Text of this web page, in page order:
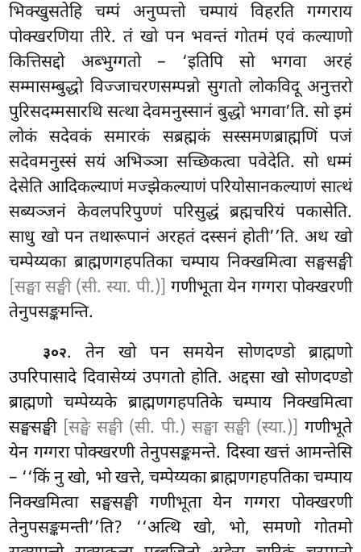
भिक्खुसतेहि चम्पं अनुप्पत्तो चम्पायं विहरति गग्गराय
पोक्खरणिया तीरे. तं खो पन भवन्तं गोतमं एवं कल्याणो
कित्तिसद्दो अब्भुग्गतो – ‘इतिपि सो भगवा अरहं
सम्मासम्बुद्धो विज्जाचरणसम्पन्नो सुगतो लोकविदू अनुत्तरो
पुरिसदम्मसारथि सत्था देवमनुस्सानं बुद्धो भगवा’ति. सो इमं
लोकं सदेवकं समारकं सब्रह्मकं सस्समणब्राह्मणिं पजं
सदेवमनुस्सं सयं अभिञ्ञा सच्छिकत्वा पवेदेति. सो धम्मं
देसेति आदिकल्याणं मज्झेकल्याणं परियोसानकल्याणं सात्थं
सब्यञ्जनं केवलपरिपुण्णं परिसुद्धं ब्रह्मचरियं पकासेति.
साधु खो पन तथारूपानं अरहतं दस्सनंहोती’’ति. अथ खो
चम्पेय्यका ब्राह्मणगहपतिका चम्पाय निक्खमित्वा सङ्घसङ्घी
[सङ्घा सङ्घी (सी. स्या. पी.)] गणीभूता येन गग्गरा पोक्खरणी
तेनुपसङ्कमन्ति.
३०२. तेन खो पन समयेन सोणदण्डो ब्राह्मणो
उपरिपासादे दिवासेय्यं उपगतो होति. अद्दसा खो सोणदण्डो
ब्राह्मणो चम्पेय्यके ब्राह्मणगहपतिके चम्पाय निक्खमित्वा
सङ्घसङ्घी [सङ्घे सङ्घी (सी. पी.) सङ्घा सङ्घी (स्या.)] गणीभूते
येन गग्गरा पोक्खरणी तेनुपसङ्कमन्ते. दिस्वा खत्तं आमन्तेसि
– ‘‘किं नु खो, भो खत्ते, चम्पेय्यका ब्राह्मणगहपतिका चम्पाय
निक्खमित्वा सङ्घसङ्घी गणीभूता येन गग्गरा पोक्खरणी
तेनुपसङ्कमन्ती’’ति? ‘‘अत्थि खो, भो, समणो गोतमो